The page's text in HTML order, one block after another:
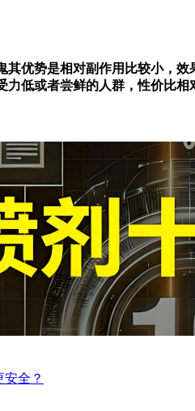
优势是相对副作用比较小，
低或者尝鲜的人群，性价比相
全？